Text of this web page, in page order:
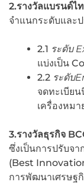
2.รางวัลแบรนด์ไ
จำแนกระดับและ
2.1 ระดับ
แบ่งเป็น
2.2 ระดับ
จดทะเบีย
เครื่องหม
3.รางวัลธุรกิจ
ซึ่งเป็นการปรับจา
(Best
การพัฒนาเศรษฐ